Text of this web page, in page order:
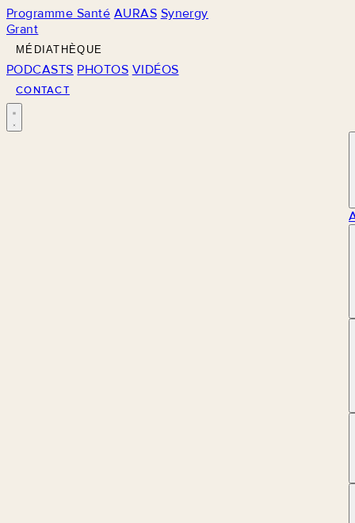
Programme Santé AURAS Synergy
Grant
MÉDIATHÈQUE
PODCASTS PHOTOS VIDÉOS
CONTACT